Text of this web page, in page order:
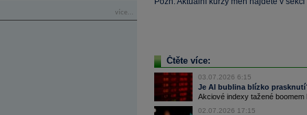
více...
Čtěte více:
03.07.2026 6:15
Je AI bublina blízko
Akciové indexy tažené
02.07.2026 17:15